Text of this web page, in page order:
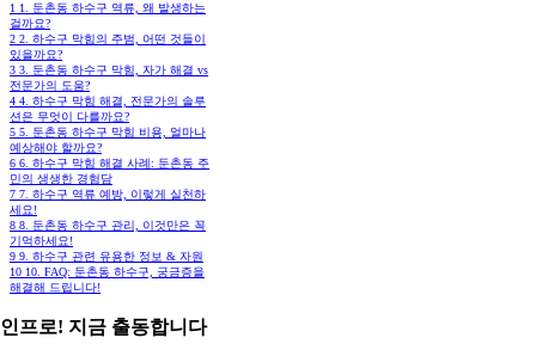
1 1. 둔촌동 하수구 역류, 왜 발생하는
걸까요?
2 2. 하수구 막힘의 주범, 어떤 것들이
있을까요?
3 3. 둔촌동 하수구 막힘, 자가 해결 vs
전문가의 도움?
4 4. 하수구 막힘 해결, 전문가의 솔루
션은 무엇이 다를까요?
5 5. 둔촌동 하수구 막힘 비용, 얼마나
예상해야 할까요?
6 6. 하수구 막힘 해결 사례: 둔촌동 주
민의 생생한 경험담
7 7. 하수구 역류 예방, 이렇게 실천하
세요!
8 8. 둔촌동 하수구 관리, 이것만은 꼭
기억하세요!
9 9. 하수구 관련 유용한 정보 & 자원
10 10. FAQ: 둔촌동 하수구, 궁금증을
해결해 드립니다!
프로! 지금 출동합니다